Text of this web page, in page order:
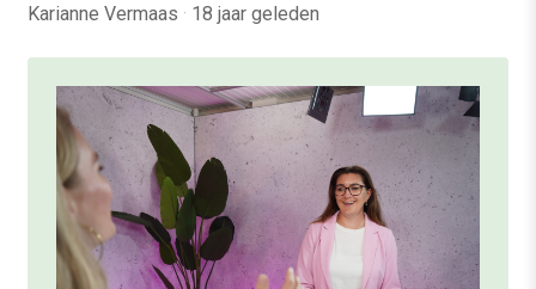
Karianne Vermaas · 18 jaar geleden